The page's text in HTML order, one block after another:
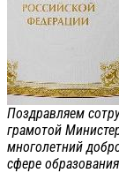
Поздравляем
грамотой
многолетний
сфере